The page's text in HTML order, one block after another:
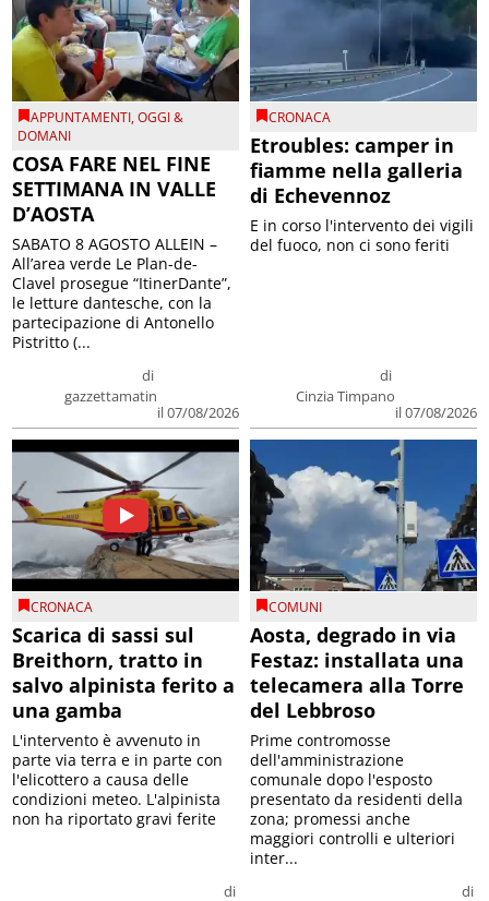
APPUNTAMENTI,OGGI &
DOMANI
COSA FARE NEL FINE
SETTIMANA IN VALLE
D’AOSTA
di
gazzettamatin
il 07/08/2026
SABATO 8 AGOSTO ALLEIN –
All’area verde Le Plan-de-
Clavel prosegue “ItinerDante”,
le letture dantesche, con la
partecipazione di Antonello
Pistritto (...
CRONACA
Etroubles: camper in
fiamme nella galleria
di Echevennoz
di
Cinzia Timpano
il 07/08/2026
E in corso l'intervento dei vigili
del fuoco, non ci sono feriti
CRONACA
Scarica di sassi sul
Breithorn, tratto in
salvo alpinista ferito a
una gamba
di
L'intervento è avvenuto in
parte via terra e in parte con
l'elicottero a causa delle
condizioni meteo. L'alpinista
non ha riportato gravi ferite
COMUNI
Aosta, degrado in via
Festaz: installata una
telecamera alla Torre
del Lebbroso
di
Prime contromosse
dell'amministrazione
comunale dopo l'esposto
presentato da residenti della
zona; promessi anche
maggiori controlli e ulteriori
inter...